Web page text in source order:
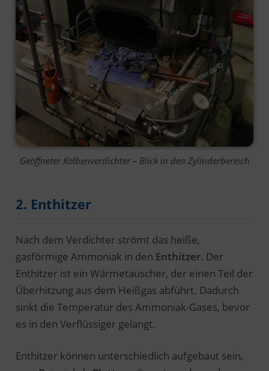
Geöffneter Kolbenverdichter – Blick in den Zylinderbereich
2. Enthitzer
Nach dem Verdichter strömt das heiße,
gasförmige Ammoniak in den Enthitzer. Der
Enthitzer ist ein Wärmetauscher, der einen Teil der
Überhitzung aus dem Heißgas abführt. Dadurch
sinkt die Temperatur des Ammoniak-Gases, bevor
es in den Verflüssiger gelangt.
Enthitzer können unterschiedlich aufgebaut sein,